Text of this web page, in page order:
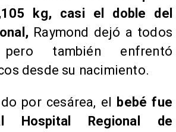
kg, casi el doble del
Raymond dejó a todos
pero también enfrentó
desde su nacimiento.
por cesárea, el bebé fue
Hospital Regional de